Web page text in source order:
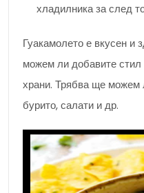
хладилника за след
Гуакамолето е вкусен и
можем ли добавите
храни. Трябва ще можем
бурито, салати и др.